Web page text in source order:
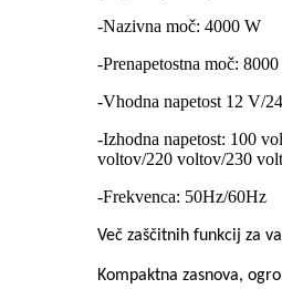
-Nazivna moč: 4000 W
-Prenapetostna moč:
-Vhodna napetost 12 V/
-Izhodna napetost: 100
voltov/220 voltov/230
-Frekvenca: 50Hz/60Hz
Več zaščitnih funkcij za
Kompaktna zasnova,